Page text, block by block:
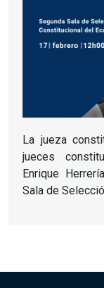
La jueza
jueces
Enrique
Sala de